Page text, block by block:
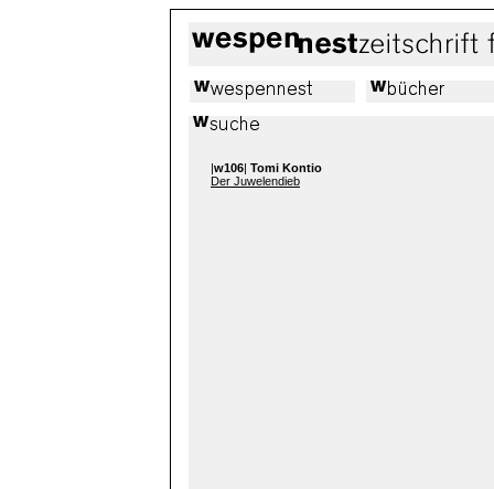
|w106| Tomi Kontio
Der Juwelendieb